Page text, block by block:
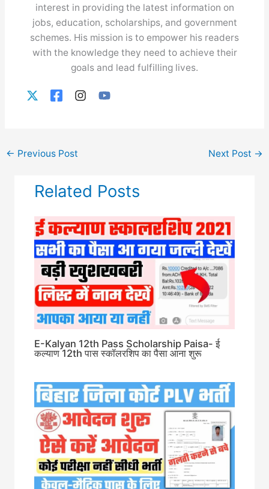
interest in providing the latest information on
jobs, education, scholarships, and government
schemes. His mission is to empower his readers
with the knowledge they need to achieve their
goals and lead fulfilling lives.
← Previous Post Next Post →
Related Posts
E-Kalyan 12th Pass Scholarship Paisa- ई
कल्याण 12th पास स्कॉलरशिप का पैसा आना शुरू